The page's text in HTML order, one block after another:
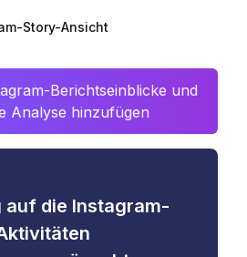
Story-Ansicht
Berichtseinblicke und
Analyse hinzufügen
auf die Instagram-